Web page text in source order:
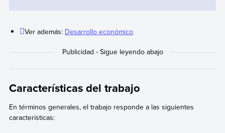
Ver además: Desarrollo económico
Características del trabajo
En términos generales, el trabajo responde a las siguientes
características: